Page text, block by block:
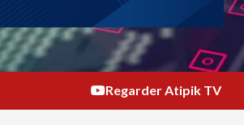
Regarder Atipik TV